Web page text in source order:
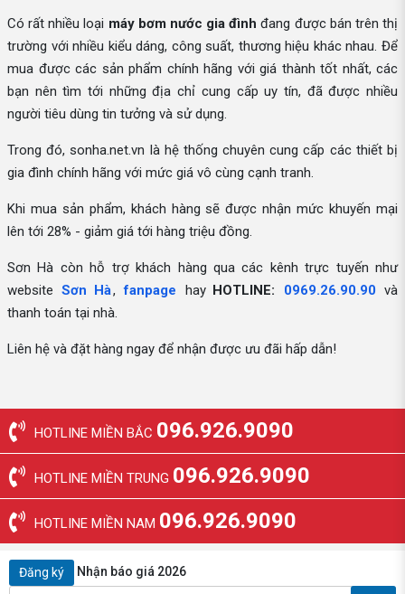
Có rất nhiều loại máy bơm nước gia đình đang được bán trên thị
trường với nhiều kiểu dáng, công suất, thương hiệu khác nhau. Để
mua được các sản phẩm chính hãng với giá thành tốt nhất, các
bạn nên tìm tới những địa chỉ cung cấp uy tín, đã được nhiều
người tiêu dùng tin tưởng và sử dụng.
Trong đó, sonha.net.vn là hệ thống chuyên cung cấp các thiết bị
gia đình chính hãng với mức giá vô cùng cạnh tranh.
Khi mua sản phẩm, khách hàng sẽ được nhận mức khuyến mại
lên tới 28% - giảm giá tới hàng triệu đồng.
Sơn Hà còn hỗ trợ khách hàng qua các kênh trực tuyến như
website Sơn Hà, fanpage hay HOTLINE: 0969.26.90.90 và
thanh toán tại nhà.
Liên hệ và đặt hàng ngay để nhận được ưu đãi hấp dẫn!
HOTLINE MIỀN BẮC 096.926.9090
HOTLINE MIỀN TRUNG 096.926.9090
HOTLINE MIỀN NAM 096.926.9090
Đăng ký Nhận báo giá 2026